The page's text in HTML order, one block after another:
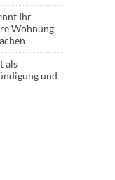
Ihr
Wohnung
als
und